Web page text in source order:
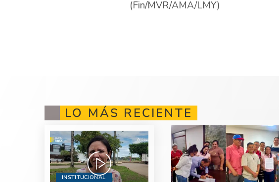
(Fin/MVR/AMA/LMY)
LO MÁS RECIENTE
INSTITUCIONAL